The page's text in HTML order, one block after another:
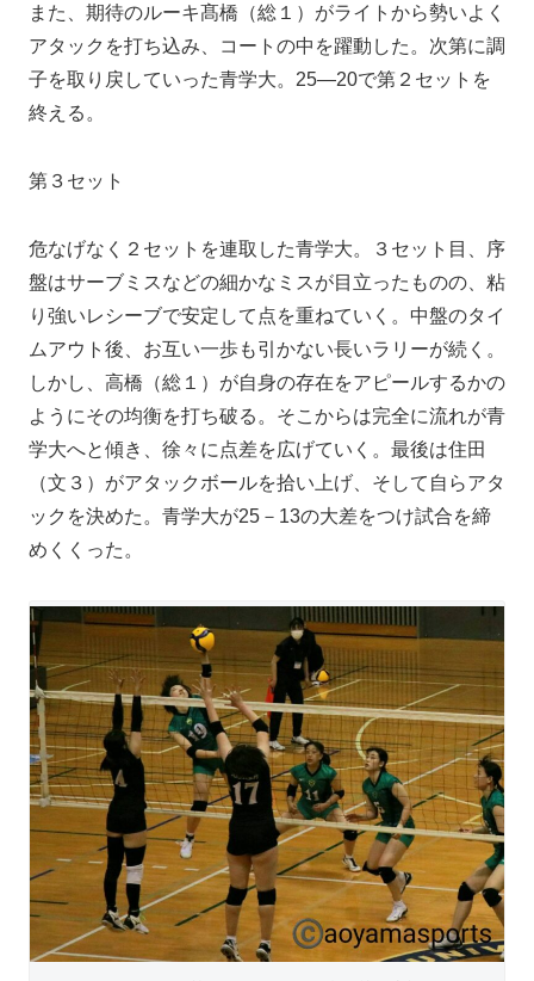
また、期待のルーキ髙橋（総１）がライトから勢いよく
アタックを打ち込み、コートの中を躍動した。次第に調
子を取り戻していった青学大。25―20で第２セットを
終える。
第３セット
危なげなく２セットを連取した青学大。３セット目、序
盤はサーブミスなどの細かなミスが目立ったものの、粘
り強いレシーブで安定して点を重ねていく。中盤のタイ
ムアウト後、お互い一歩も引かない長いラリーが続く。
しかし、高橋（総１）が自身の存在をアピールするかの
ようにその均衡を打ち破る。そこからは完全に流れが青
学大へと傾き、徐々に点差を広げていく。最後は住田
（文３）がアタックボールを拾い上げ、そして自らアタ
ックを決めた。青学大が25－13の大差をつけ試合を締
めくくった。